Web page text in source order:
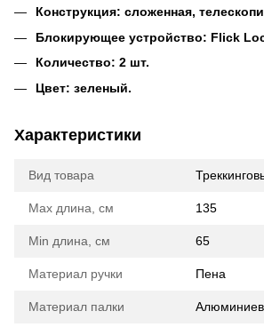
Конструкция: сложенная,
Блокирующее устройство: Flick
Количество: 2 шт.
Цвет: зеленый.
Характеристики
Вид товара
Max длина, см 135
Min длина, см 65
Материал ручки Пена
Материал палки